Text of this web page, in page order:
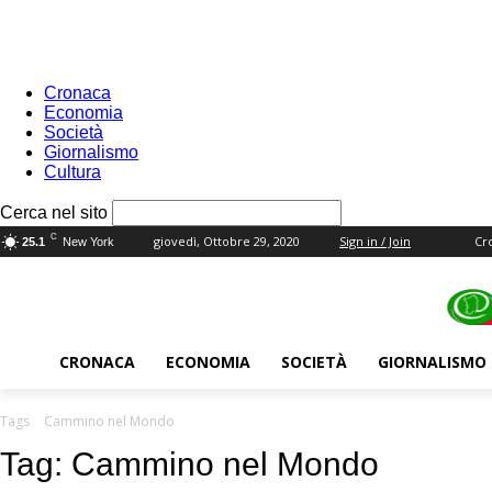
Cronaca
Economia
Società
Giornalismo
Cultura
your password
Cerca nel sito
25.1 C New York giovedì, Ottobre 29, 2020 Sign in / Join
CRONACA ECONOMIA SOCIETÀ GIORNALISMO
Tags Cammino nel Mondo
Tag: Cammino nel Mondo